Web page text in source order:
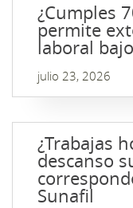
¿Cumples
permite
laboral
julio 23, 2026
¿Trabajas
descanso
Sunafil